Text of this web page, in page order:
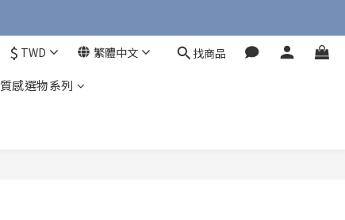
$ TWD 繁體中文 找商品
質感選物系列